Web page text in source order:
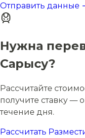
Отправить данные
Нужна
Сарысу?
Рассчитайте
получите ставку —
течение дня.
Рассчитать